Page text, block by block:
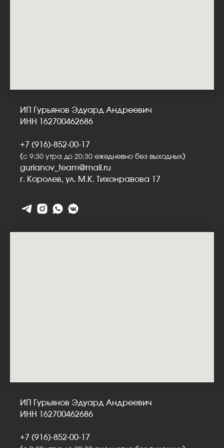
ИП Гурьянов Эдуард Андреевич
ИНН 162700462686
+7 (916)-852-00-17
(с 9:30 утра до 20:30 ежедневно без выходных)
gurianov_team@mail.ru
г. Королев, ул. М.К. Тихонравова 17
ИП Гурьянов Эдуард Андреевич
ИНН 162700462686
+7 (916)-852-00-17